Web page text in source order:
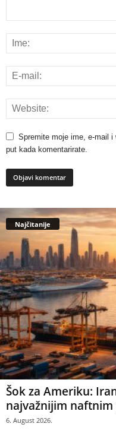
Spremite moje ime, e-mail
put kada komentarirate.
Najčitanije
Šok za Ameriku:
najvažnijim
6. August 2026.